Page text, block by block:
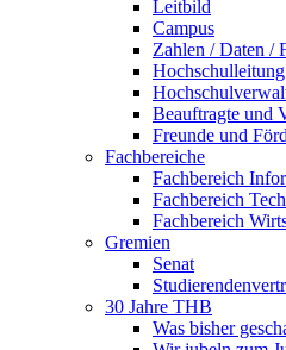
Leitbild
Campus
Zahlen / Daten /
Hochschulleitung
Beauftragte und
Freunde und
Fachbereiche
Fachbereich
Fachbereich
Fachbereich
Gremien
Senat
30 Jahre THB
Was bisher